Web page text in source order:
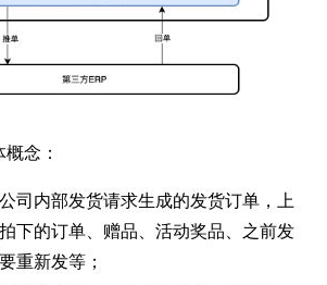
念：
司内部发货请求生成的发货订单，上
下的订单、赠品、活动奖品、之前发
重新发等；